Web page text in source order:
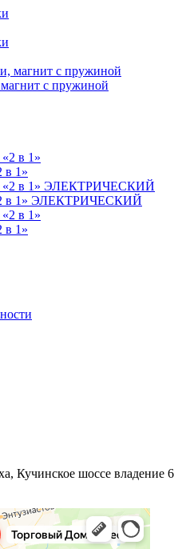
с пружиной
1»
1» ЭЛЕКТРИЧЕСКИЙ
1»
Кучинское шоссе владение 6